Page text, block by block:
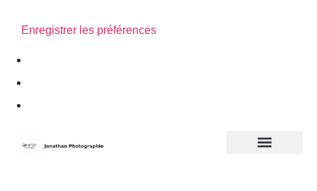
Enregistrer les préférences